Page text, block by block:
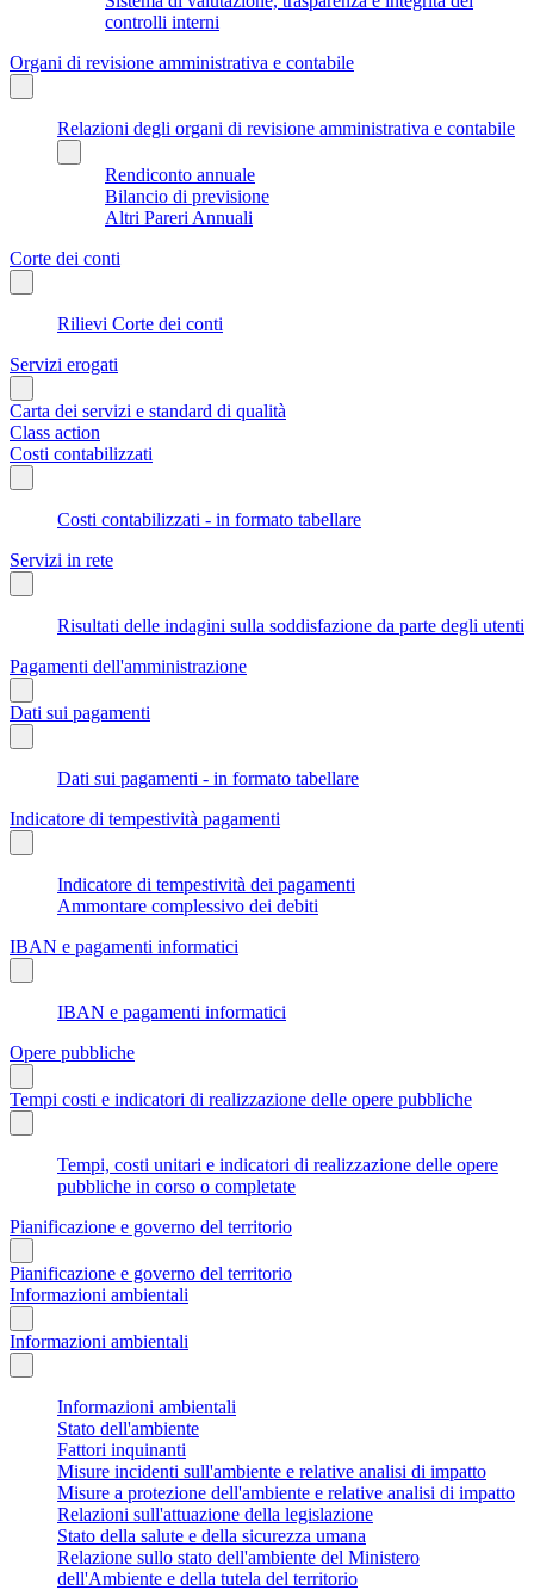
controlli interni
Organi di revisione amministrativa e contabile
Relazioni degli organi di revisione amministrativa e contabile
Rendiconto annuale
Bilancio di previsione
Altri Pareri Annuali
Corte dei conti
Rilievi Corte dei conti
Servizi erogati
Carta dei servizi e standard di qualità
Class action
Costi contabilizzati
Costi contabilizzati - in formato tabellare
Servizi in rete
Risultati delle indagini sulla soddisfazione da parte degli utenti
Pagamenti dell'amministrazione
Dati sui pagamenti
Dati sui pagamenti - in formato tabellare
Indicatore di tempestività pagamenti
Indicatore di tempestività dei pagamenti
Ammontare complessivo dei debiti
IBAN e pagamenti informatici
IBAN e pagamenti informatici
Opere pubbliche
Tempi costi e indicatori di realizzazione delle opere pubbliche
Tempi, costi unitari e indicatori di realizzazione delle opere
pubbliche in corso o completate
Pianificazione e governo del territorio
Pianificazione e governo del territorio
Informazioni ambientali
Informazioni ambientali
Informazioni ambientali
Stato dell'ambiente
Fattori inquinanti
Misure incidenti sull'ambiente e relative analisi di impatto
Misure a protezione dell'ambiente e relative analisi di impatto
Relazioni sull'attuazione della legislazione
Stato della salute e della sicurezza umana
Relazione sullo stato dell'ambiente del Ministero
dell'Ambiente e della tutela del territorio